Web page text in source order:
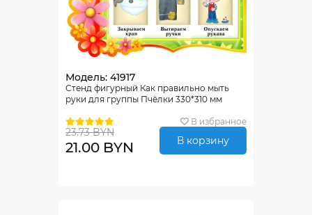
Модель: 41917
Стенд фигурный Как правильно мыть
руки для группы Пчёлки 330*310 мм
В избранное
23.73 BYN
21.00 BYN В корзину